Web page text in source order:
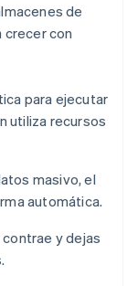
de
crecer con
para ejecutar
utiliza recursos
masivo, el
automática.
contrae y dejas